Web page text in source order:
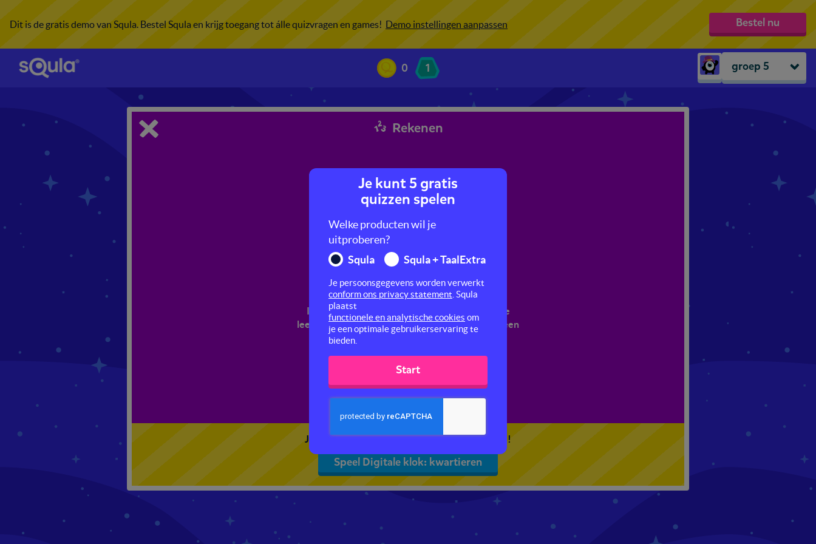
Dit is de gratis demo van Squla. Bestel Squla en krijg toegang tot álle quizvragen en games! Demo instellingen aanpassen Bestel nu
0 1 groep 5
groep 1
groep 4
groep 5
Rekenen
In dit filmpje oefen je met digitaal klokkijken. Je
leert hoe je het verschil kunt herkennen tussen een
digitale klok 's avonds en 's ochtends.
Je kunt 5 gratis quizzen spelen. Speel de eerste!
Speel Digitale klok: kwartieren
Je kunt 5 gratis
quizzen spelen
Welke producten wil je
uitproberen?
Squla
Squla + TaalExtra
Je persoonsgegevens worden verwerkt
conform ons privacy statement . Squla
plaatst
functionele en analytische cookies om
je een optimale gebruikerservaring te
bieden.
Start